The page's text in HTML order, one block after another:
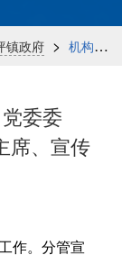
镇政府 > 机构信息
党委委
席、宣传
作。分管宣